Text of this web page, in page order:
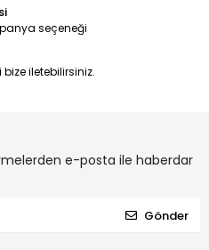
seçeneği
bize iletebilirsiniz.
e-posta ile haberdar
Gönder